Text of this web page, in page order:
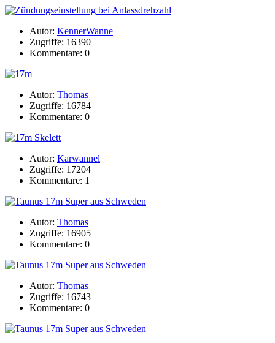
Autor: KennerWanne
Zugriffe: 16390
Kommentare: 0
Autor: Thomas
Zugriffe: 16784
Kommentare: 0
Autor: Karwannel
Zugriffe: 17204
Kommentare: 1
Autor: Thomas
Zugriffe: 16905
Kommentare: 0
Autor: Thomas
Zugriffe: 16743
Kommentare: 0